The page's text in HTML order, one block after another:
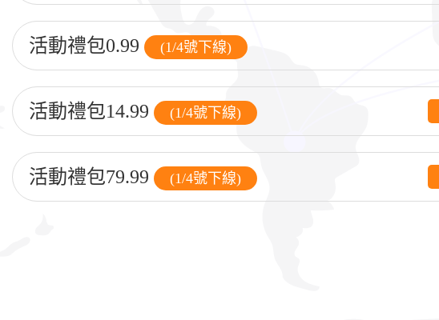
活動禮包0.99 (1/4號下線)
活動禮包14.99 (1/4號下線)
活動禮包79.99 (1/4號下線)